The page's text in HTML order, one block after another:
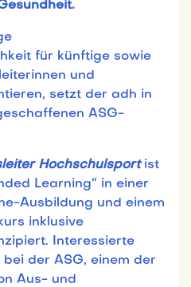
für künftige sowie
und
setzt der adh in
ASG-
Hochschulsportist
Learning“ in einer
Ausbildung und einem
inklusive
Interessierte
der ASG, einem der
Aus- und